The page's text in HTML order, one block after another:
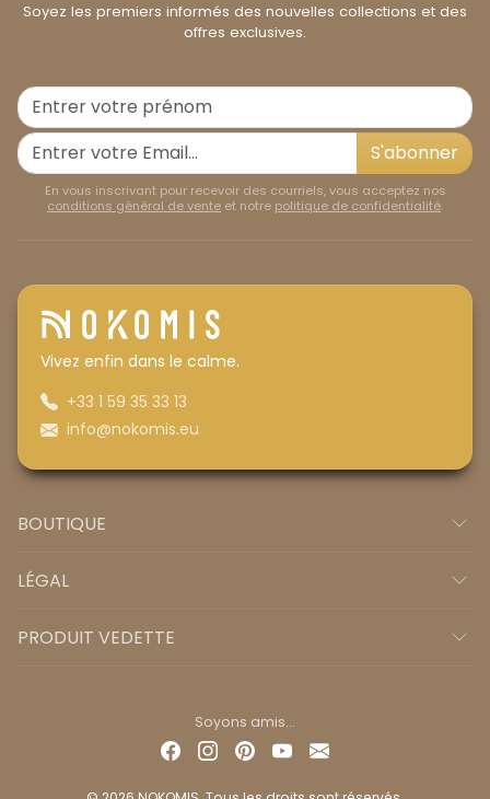
Soyez les premiers informés des nouvelles collections et des
offres exclusives.
S'abonner
En vous inscrivant pour recevoir des courriels, vous acceptez nos
conditions général de vente et notre politique de confidentialité.
Vivez enfin dans le calme.
+33 1 59 35 33 13
info@nokomis.eu
BOUTIQUE
LÉGAL
PRODUIT VEDETTE
Soyons amis...